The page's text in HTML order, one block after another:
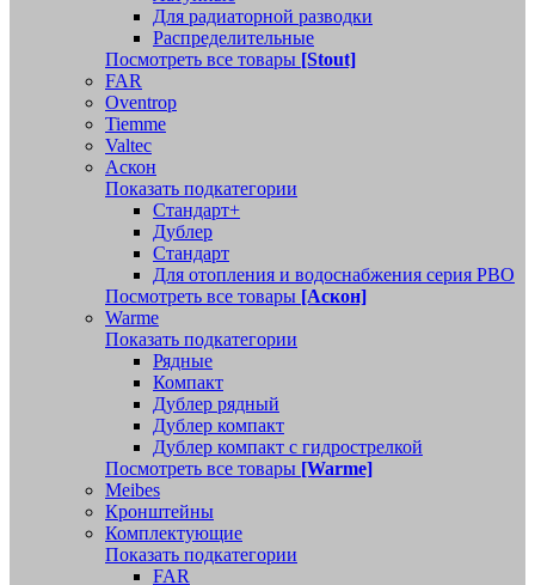
Для радиаторной разводки
Распределительные
Посмотреть все товары [Stout]
FAR
Oventrop
Tiemme
Valtec
Аскон
Показать подкатегории
Стандарт+
Дублер
Стандарт
Для отопления и водоснабжения серия РВО
Посмотреть все товары [Аскон]
Warme
Показать подкатегории
Рядные
Компакт
Дублер рядный
Дублер компакт
Дублер компакт с гидрострелкой
Посмотреть все товары [Warme]
Meibes
Кронштейны
Комплектующие
Показать подкатегории
FAR